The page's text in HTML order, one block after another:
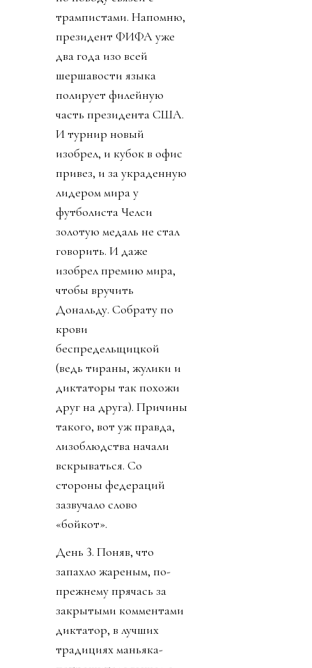
трампистами. Напомню,
президент ФИФА уже
два года изо всей
шершавости языка
полирует филейную
часть президента США.
И турнир новый
изобрел, и кубок в офис
привез, и за украденную
лидером мира у
футболиста Челси
золотую медаль не стал
говорить. И даже
изобрел премию мира,
чтобы вручить
Дональду. Собрату по
крови
беспредельщицкой
(ведь тираны, жулики и
диктаторы так похожи
друг на друга). Причины
такого, вот уж правда,
лизоблюдства начали
вскрываться. Со
стороны федераций
зазвучало слово
«бойкот».
День 3. Поняв, что
запахло жареным, по-
прежнему прячась за
закрытыми комментами
диктатор, в лучших
традициях маньяка-